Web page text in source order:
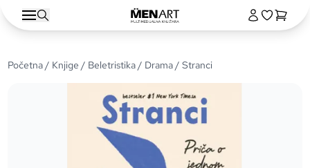
Početna/ Knjige / Beletristika/ Drama/ Stranci